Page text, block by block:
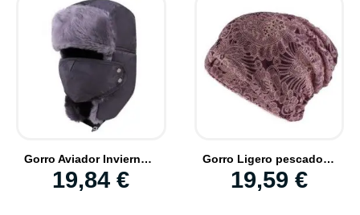
Gorro Aviador Invierno Con Mascara Antifrio Incluida Cubre la Cara
19,84 €
Gorro Ligero pescador Flores Mandala
19,59 €